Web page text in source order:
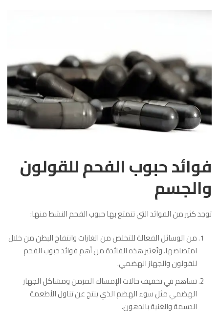
فوائد حبوب الفحم للقولون
والجسم
توجد كثير من الفوائد التي تتمتع بها حبوب الفحم النشط منها:
من الوسائل الفعالة للتخلص من الغازات وانتفاخ البطن من خلال
امتصاصها، وتُعتبر هذه الفائدة من أهم فوائد حبوب الفحم
للقولون والجهاز الهضمي.
تساهم في تخفيف حالات الإمساك المزمن ومشاكل الجهاز
الهضمي مثل سوء الهضم الذي ينتج عن تناول الأطعمة
الدسمة والغنية بالدهون.